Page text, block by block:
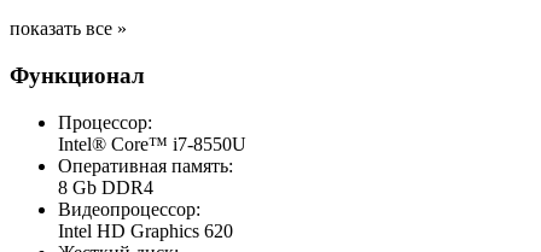
показать все »
Функционал
Процессор:
Intel® Core™ i7-8550U
Оперативная память:
8 Gb DDR4
Видеопроцессор:
Intel HD Graphics 620